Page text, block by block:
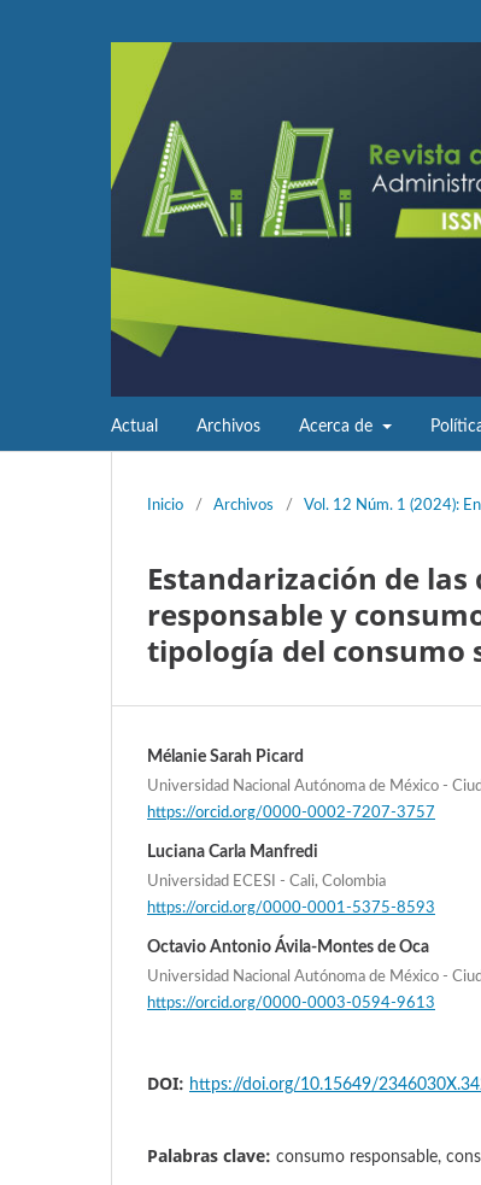
Actual Archivos Acerca de
Inicio / Archivos / Vol. 12 Núm. 1 (2024):
Estandarización de
responsable y
tipología del consumo
Mélanie Sarah Picard
Universidad Nacional Autónoma de México -
https://orcid.org/0000-0002-7207-3757
Luciana Carla Manfredi
Universidad ECESI - Cali, Colombia
https://orcid.org/0000-0001-5375-8593
Octavio Antonio Ávila-Montes de Oca
Universidad Nacional Autónoma de México -
https://orcid.org/0000-0003-0594-9613
DOI: https://doi.org/10.15649/
Palabras clave: consumo responsable,